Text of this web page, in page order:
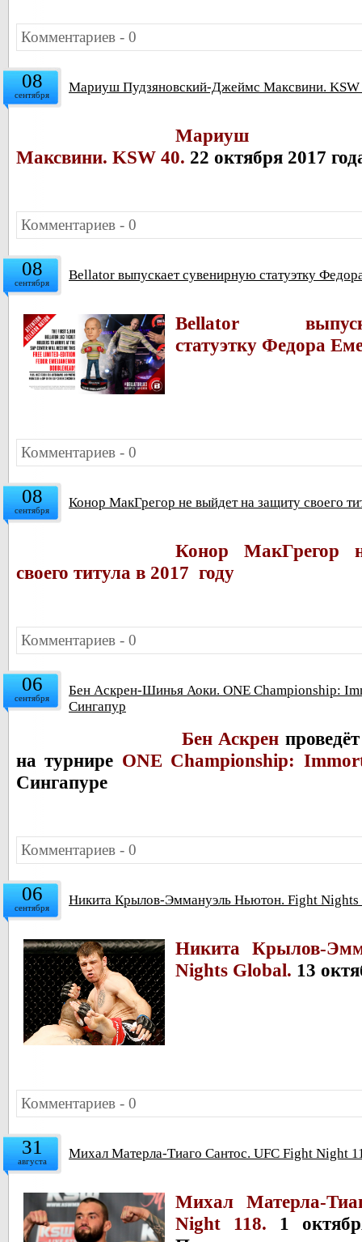
Комментариев - 0
08
сентября Мариуш Пудзяновский-Джеймс Максвини. KSW
Мариуш
Максвини. KSW 40. 22 октября 2017
Комментариев - 0
08
сентября Bellator выпускает сувенирную статуэтку
Bellator
статуэтку Федора
Комментариев - 0
08
сентября Конор МакГрегор не выйдет на защиту своего
Конор МакГрегор
своего титула в 2017 году
Комментариев - 0
06
сентября
Бен Аскрен-Шинья Аоки. ONE Championship:
Сингапур
Бен Аскрен
на турнире ONE Championship:
Сингапуре
Комментариев - 0
06
сентября Никита Крылов-Эммануэль Ньютон. Fight Nights
Никита Крылов-
Nights Global. 13
Комментариев - 0
31
августа Михал Матерла-Тиаго Сантос. UFC Fight Night
Михал Матерла-
Night 118. 1